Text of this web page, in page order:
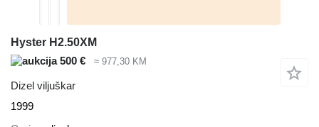
Hyster H2.50XM
500 €
≈ 977,30 KM
Dizel viljuškar
1999